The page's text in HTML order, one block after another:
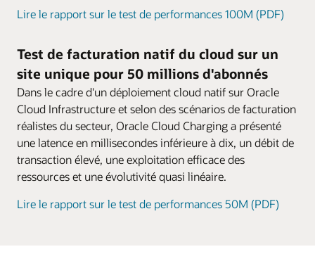
tarification peuvent également être étendues
Dons
SMS, des données et d'autres ressources à
d'autres clients, avec des règles de validité et
de compartiment de solde flexibles et des
frais de service.
Lire le rapport sur le test de performances 100M (PDF)
Test de facturation natif du cloud sur un
site unique pour 50 millions d'abonnés
Dans le cadre d'un déploiement cloud natif sur Oracle
Cloud Infrastructure et selon des scénarios de facturation
réalistes du secteur, Oracle Cloud Charging a présenté
une latence en millisecondes inférieure à dix, un débit de
transaction élevé, une exploitation efficace des
ressources et une évolutivité quasi linéaire.
Lire le rapport sur le test de performances 50M (PDF)